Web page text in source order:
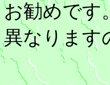
お勧めです
異なります